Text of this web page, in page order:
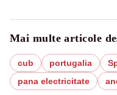
Mai multe articole
cub portugalia
pana electricitate